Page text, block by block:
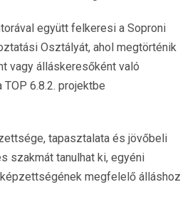
együtt felkeresi a Soproni
Osztályát, ahol megtörténik
vagy álláskeresőként való
6.8.2. projektbe
tapasztalata és jövőbeli
szakmát tanulhat ki, egyéni
megfelelő álláshoz